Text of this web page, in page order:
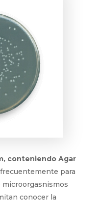
conteniendo Agar
para
conocer la